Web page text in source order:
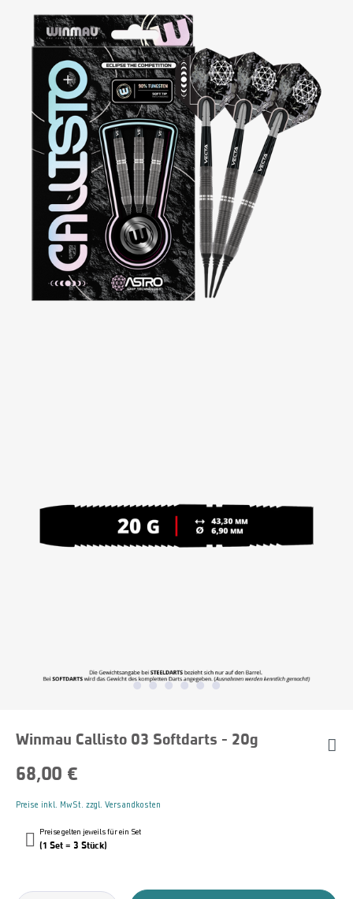
Winmau Callisto 03 Softdarts - 20g
68,00 €
Preise inkl. MwSt. zzgl. Versandkosten
Preise gelten jeweils für ein Set
(1 Set = 3 Stück)